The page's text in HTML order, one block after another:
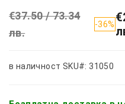
€37.50 / 73.34
лв.
-36%
в наличност SKU#: 31050